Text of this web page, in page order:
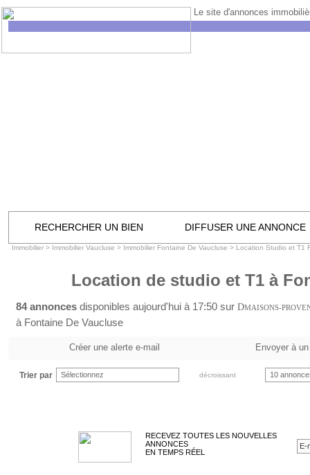
Le site d'annonces
RECHERCHER UN BIEN DIFFUSER UNE ANNONCE
Immobilier > Immobilier Vaucluse > Immobilier Fontaine De Vaucluse > Location Studio et T1
Location de studio et T1 à
84 annonces disponibles aujourd'hui à 17:50 sur DMAISONS-
à Fontaine De Vaucluse
Créer une alerte e-mail Envoyer à
Trier par Sélectionnez décroissant 10
RECEVEZ TOUTES LES NOUVELLES
ANNONCES
EN TEMPS RÉEL